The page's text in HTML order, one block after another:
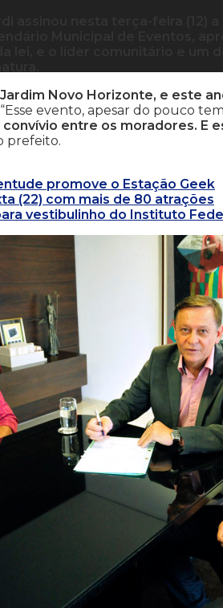
Novo Horizonte, e este
“Esse evento, apesar do pouco
entre os moradores. E
prefeito.
promove o Estação Geek
(22) com mais de 80 atrações
vestibulinho do Instituto